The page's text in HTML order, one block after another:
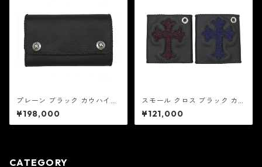
プレーン ブラック カウハイ
ド：REID MFG リード エムエ
フジー
¥198,000
スモール クロス ブラック カウ
ハイド - スティングレイ：REI
D MFG リード エムエフジー
¥121,000
CATEGORY